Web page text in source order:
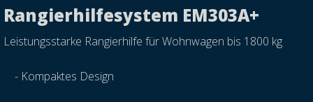
Rangierhilfesystem EM303A+
Leistungsstarke Rangierhilfe für Wohnwagen bis 1800 kg
- Kompaktes Design